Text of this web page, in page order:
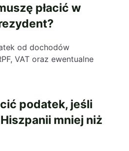
płacić w
od dochodów
VAT oraz ewentualne
podatek, jeśli
mniej niż